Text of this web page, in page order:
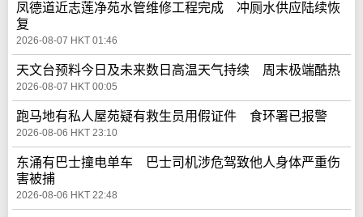
凤德道近志莲净苑水管维修工程完成 冲厕水供应陆续恢
复
2026-08-07 HKT 01:46
天文台预料今日及未来数日高温天气持续 周末极端酷热
2026-08-07 HKT 00:05
跑马地有私人屋苑疑有救生员用假证件 食环署已报警
2026-08-06 HKT 23:10
东涌有巴士撞电单车 巴士司机涉危驾致他人身体严重伤
害被捕
2026-08-06 HKT 22:48